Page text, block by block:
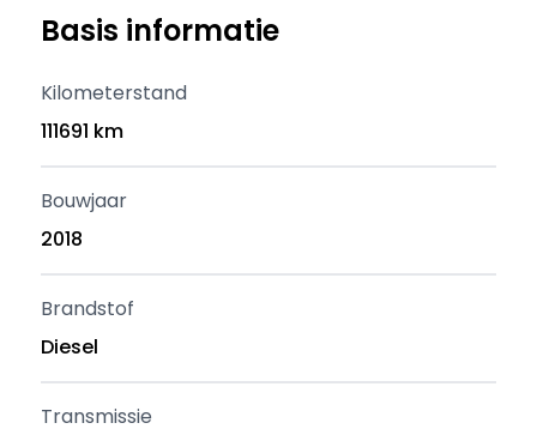
Basis informatie
Kilometerstand
111691 km
Bouwjaar
2018
Brandstof
Diesel
Transmissie